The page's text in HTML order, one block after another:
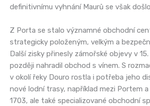
definitivnímu vyhnání Maurů se však
Z Porta se stalo významné obchodní
strategicky položeným, velkým a
Další zisky přinesly zámořské objevy v
později nahradil obchod s vínem. S
v okolí řeky Douro rostla i potřeba jeho
nové lodní trasy, například mezi Portem a
1703, ale také specializované obchodní